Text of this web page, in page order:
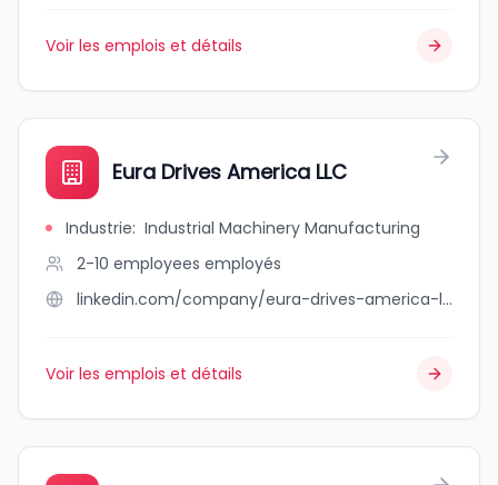
Voir les emplois et détails
Eura Drives America LLC
Industrie: Industrial Machinery Manufacturing
2-10 employees employés
linkedin.com/company/eura-drives-america-llc
Voir les emplois et détails